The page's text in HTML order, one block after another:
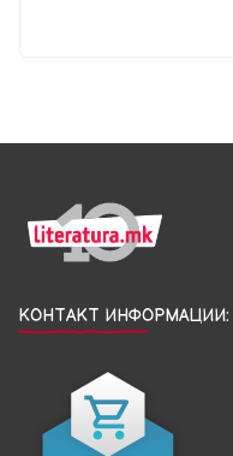
КОНТАКТ ИНФОРМАЦИИ: